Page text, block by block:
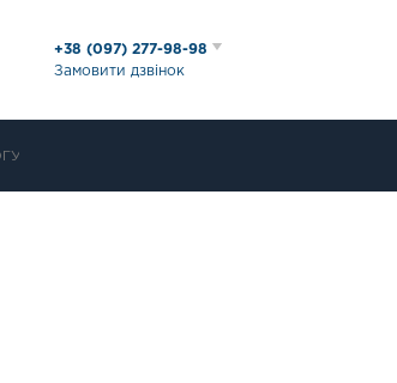
+38 (097) 277-98-98
Замовити дзвінок